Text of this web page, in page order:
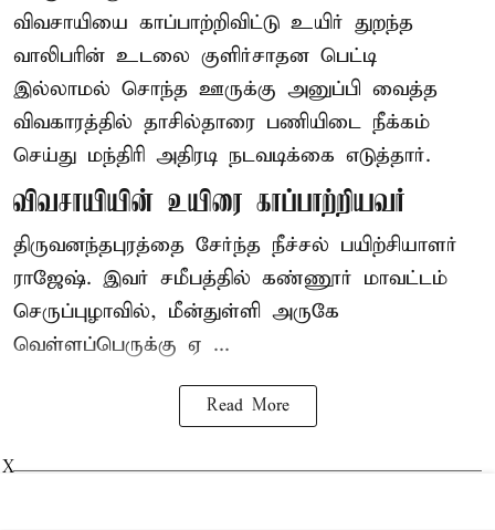
விவசாயியை காப்பாற்றிவிட்டு உயிர் துறந்த
வாலிபரின் உடலை குளிர்சாதன பெட்டி
இல்லாமல் சொந்த ஊருக்கு அனுப்பி வைத்த
விவகாரத்தில் தாசில்தாரை பணியிடை நீக்கம்
செய்து மந்திரி அதிரடி நடவடிக்கை எடுத்தார்.
விவசாயியின் உயிரை காப்பாற்றியவர்
திருவனந்தபுரத்தை சேர்ந்த நீச்சல் பயிற்சியாளர்
ராஜேஷ். இவர் சமீபத்தில் கண்ணூர் மாவட்டம்
செருப்புழாவில், மீன்துள்ளி அருகே
வெள்ளப்பெருக்கு ஏ ...
Read More
X